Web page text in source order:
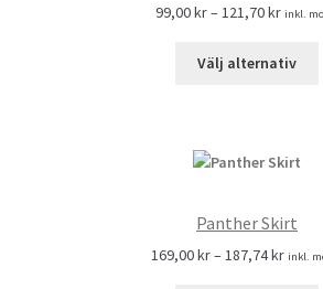
99,00kr–121,70kr inkl.
Välj alternativ
Panther Skirt
169,00kr–187,74kr inkl.